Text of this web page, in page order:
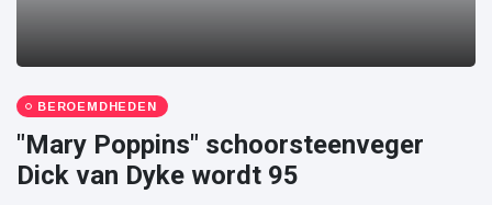
BEROEMDHEDEN
"Mary Poppins" schoorsteenveger
Dick van Dyke wordt 95